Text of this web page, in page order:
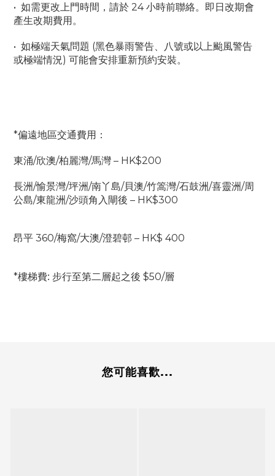
•  如需更改上門時間，請於 24 小時前聯絡。即日改期會
產生改期費用。
•  如極端天氣問題 (黑色暴雨警告、八號或以上颱風警告
或極端情況) 可能會安排重新預約安裝。
*偏遠地區交通費用：
東涌/欣澳/柏麗灣/馬灣 – HK$200
長洲/愉景灣/坪洲/南丫島/貝澳/竹篙灣/石鼓洲/喜靈洲/周
公島/東龍洲/沙頭角入閘後 – HK$300
昂平 360/梅窩/大澳/澄碧邨 – HK$ 400
*樓梯費: 步行至第二層起之後 $50/層
您可能喜歡...